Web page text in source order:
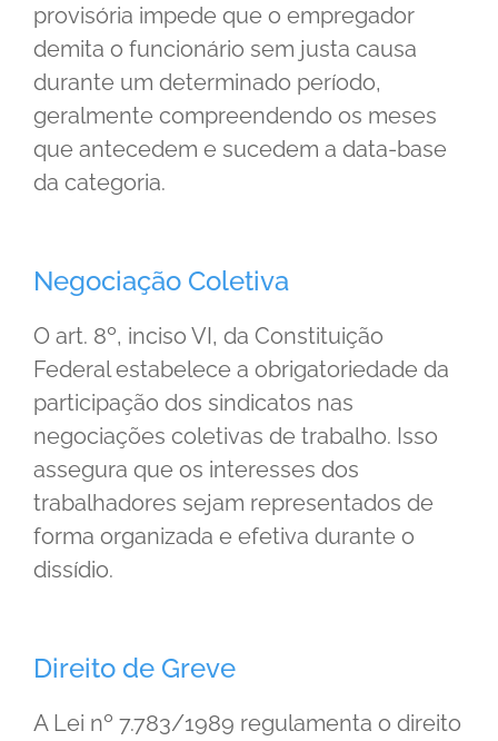
provisória impede que o empregador
demita o funcionário sem justa causa
durante um determinado período,
geralmente compreendendo os meses
que antecedem e sucedem a data-base
da categoria.
Negociação Coletiva
O art. 8º, inciso VI, da Constituição
Federal estabelece a obrigatoriedade da
participação dos sindicatos nas
negociações coletivas de trabalho. Isso
assegura que os interesses dos
trabalhadores sejam representados de
forma organizada e efetiva durante o
dissídio.
Direito de Greve
A Lei nº 7.783/1989 regulamenta o direito